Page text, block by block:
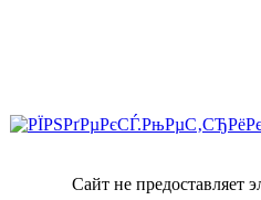
Сайт не предоставляет